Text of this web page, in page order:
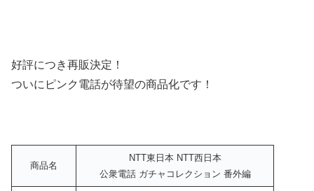
好評につき再販決定！
ついにピンク電話が待望の商品化です！
商品名
NTT東日本 NTT西日本
公衆電話 ガチャコレクション 番外編